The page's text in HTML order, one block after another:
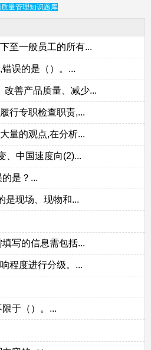
量管理知识题库
至一般员工的所有...
误的是（）。...
改善产品质量、减少...
行专职检查职责,...
量的观点,在分析...
、中国速度向(2)...
是？...
是现场、现物和...
写的信息需包括...
程度进行分级。...
于（）。...